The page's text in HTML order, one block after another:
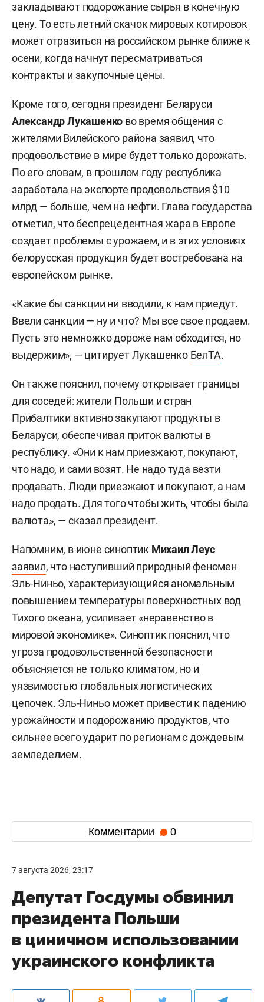
закладывают подорожание сырья в конечную
цену. То есть летний скачок мировых котировок
может отразиться на российском рынке ближе к
осени, когда начнут пересматриваться
контракты и закупочные цены.
Кроме того, сегодня президент Беларуси
Александр Лукашенко во время общения с
жителями Вилейского района заявил, что
продовольствие в мире будет только дорожать.
По его словам, в прошлом году республика
заработала на экспорте продовольствия $10
млрд — больше, чем на нефти. Глава государства
отметил, что беспрецедентная жара в Европе
создает проблемы с урожаем, и в этих условиях
белорусская продукция будет востребована на
европейском рынке.
«Какие бы санкции ни вводили, к нам приедут.
Ввели санкции — ну и что? Мы все свое продаем.
Пусть это немножко дороже нам обходится, но
выдержим», — цитирует Лукашенко БелТА.
Он также пояснил, почему открывает границы
для соседей: жители Польши и стран
Прибалтики активно закупают продукты в
Беларуси, обеспечивая приток валюты в
республику. «Они к нам приезжают, покупают,
что надо, и сами возят. Не надо туда везти
продавать. Люди приезжают и покупают, а нам
надо продать. Для того чтобы жить, чтобы была
валюта», — сказал президент.
Напомним, в июне синоптик Михаил Леус
заявил, что наступивший природный феномен
Эль-Ниньо, характеризующийся аномальным
повышением температуры поверхностных вод
Тихого океана, усиливает «неравенство в
мировой экономике». Синоптик пояснил, что
угроза продовольственной безопасности
объясняется не только климатом, но и
уязвимостью глобальных логистических
цепочек. Эль-Ниньо может привести к падению
урожайности и подорожанию продуктов, что
сильнее всего ударит по регионам с дождевым
земледелием.
Комментарии 0
7 августа 2026, 23:17
Депутат Госдумы обвинил
президента Польши
в циничном использовании
украинского конфликта